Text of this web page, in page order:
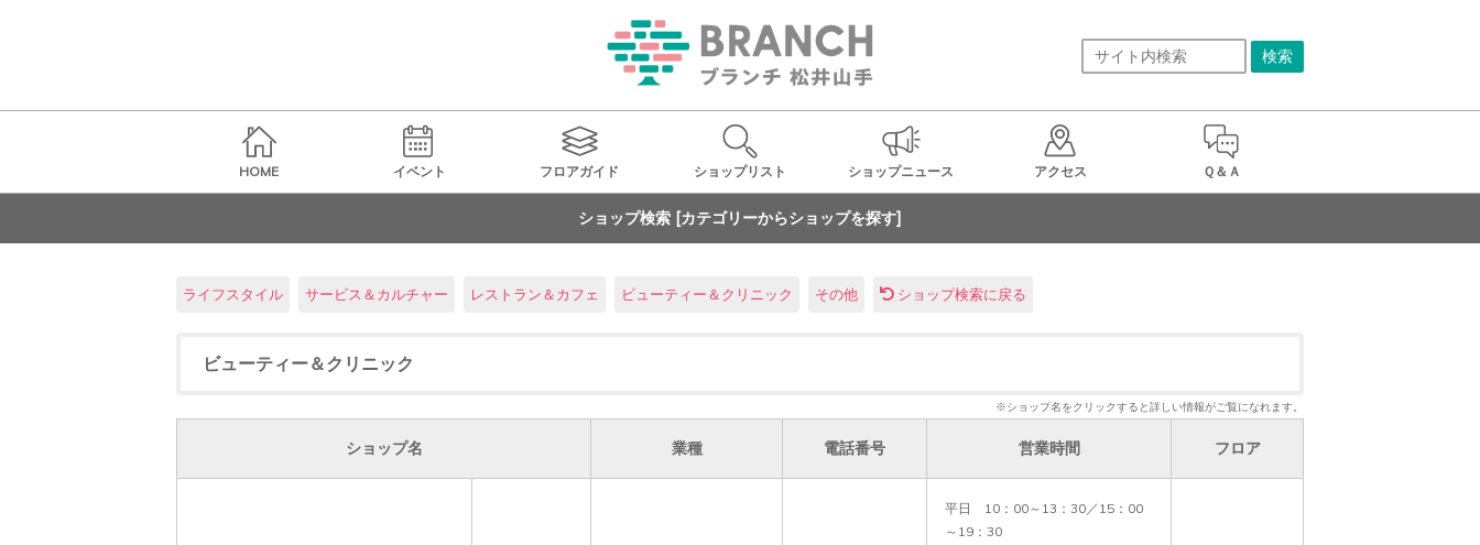
HOME イベント フロアガイド ショップリスト ショップニュース アクセス Ｑ＆Ａ
ショップ検索 [カテゴリーからショップを探す]
ライフスタイル サービス＆カルチャー レストラン＆カフェ ビューティー＆クリニック その他 ショップ検索に戻る
ビューティー＆クリニック
※ショップ名をクリックすると詳しい情報がご覧になれます。
ショップ名 業種 電話番号 営業時間 フロア
平日　10：00～13：30／15：00
～19：30